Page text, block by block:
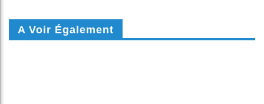
A Voir Également